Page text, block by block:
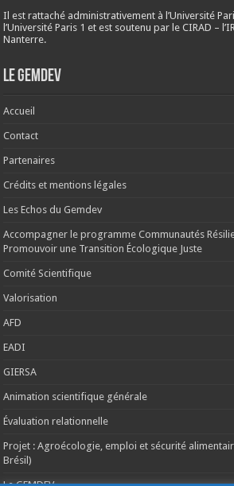
Il est rattaché administrativement à l’Université
l’Université Paris 1 et est soutenu par le CIRAD –
Nanterre.
Le Gemdev
Accueil
Contact
Partenaires
Crédits et mentions légales
Les Echos du Gemdev
Accompagner le programme Communautés
Promouvoir une Transition Écologique Juste
Comité Scientifique
Valorisation
AFD
EADI
GIERSA
Animation scientifique générale
Évaluation relationnelle
Projet : Agroécologie, emploi et sécurité
Brésil)